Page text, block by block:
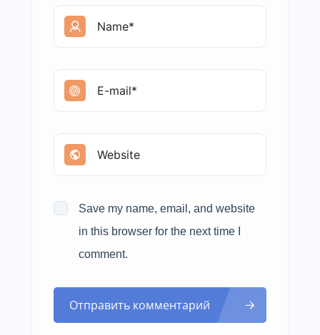
Save my name, email, and website
in this browser for the next time I
comment.
Отправить комментарий